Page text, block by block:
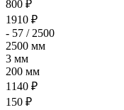
800 ₽
1910 ₽
- 57 / 2500
2500 мм
3 мм
200 мм
1140 ₽
150 ₽